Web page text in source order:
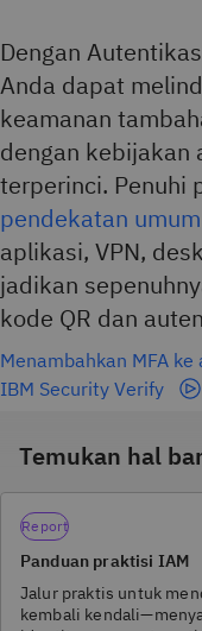
Dengan
Anda dapat
keamanan
dengan kebijakan
terperinci. Penuhi
pendekatan
aplikasi, VPN,
jadikan
kode QR dan
Menambahkan MFA
IBM Security Verify
Temukan hal
Report
Panduan praktisi IAM
Jalur praktis untuk
kembali